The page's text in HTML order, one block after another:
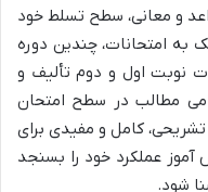
و معانی، سطح تسلط خود
به امتحانات، چندین دوره
نوبت اول و دوم تألیف و
مطالب در سطح امتحان
کامل و مفیدی برای
عملکرد خود را بسنجد
شود.